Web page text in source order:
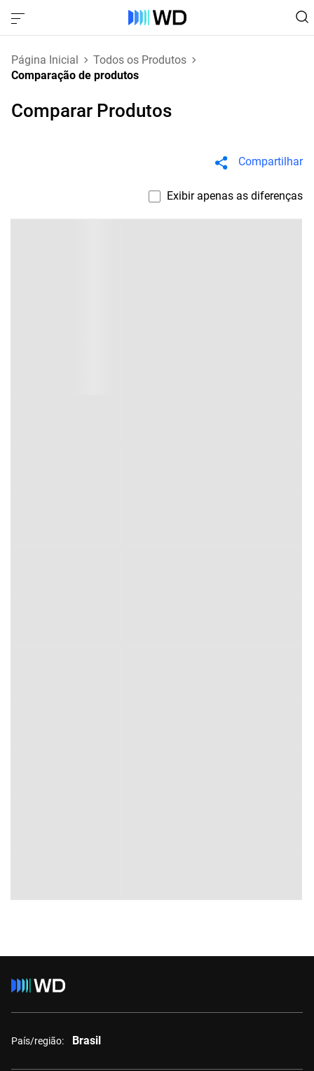
Página Inicial
Todos os Produtos
Comparação de produtos
Comparar Produtos
Compartilhar
Exibir apenas as diferenças
País/região: Brasil